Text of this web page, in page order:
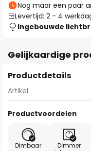
Nog maar een paar
Levertijd: 2 - 4
Ingebouwde
Gelijkaardige
Productdetails
Artikel:
Productvoordelen
Dimbaar
Dimmer